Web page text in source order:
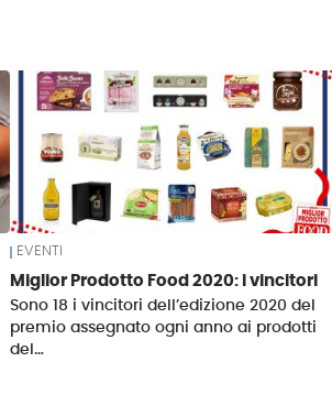
EVENTI
Miglior Prodotto Food 2020: i vincitori
Sono 18 i vincitori dell’edizione 2020 del
premio assegnato ogni anno ai prodotti
del…